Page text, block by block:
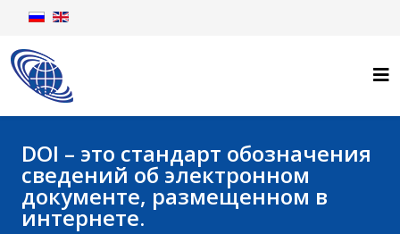
DOI – это стандарт обозначения
сведений об электронном
документе, размещенном в
интернете.